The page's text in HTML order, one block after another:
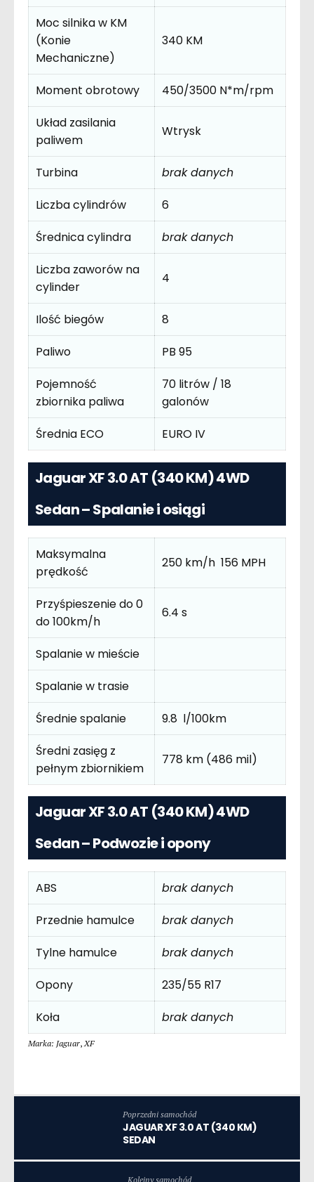
Moc silnika w KM
(Konie
Mechaniczne)
340 KM
Moment obrotowy
450/3500 N*m/rpm
Układ zasilania
paliwem
Wtrysk
Turbina
brak danych
Liczba cylindrów
6
Średnica cylindra
brak danych
Liczba zaworów na
cylinder
4
Ilość biegów
8
Paliwo
PB 95
Pojemność
zbiornika paliwa
70 litrów / 18
galonów
Średnia ECO
EURO IV
Jaguar XF 3.0 AT (340 KM) 4WD
Sedan – Spalanie i osiągi
Maksymalna
prędkość
250 km/h 156 MPH
Przyśpieszenie do 0
do 100km/h
6.4 s
Spalanie w mieście
Spalanie w trasie
Średnie spalanie
9.8 l/100km
Średni zasięg z
pełnym zbiornikiem
778 km (486 mil)
Jaguar XF 3.0 AT (340 KM) 4WD
Sedan – Podwozie i opony
ABS
brak danych
Przednie hamulce
brak danych
Tylne hamulce
brak danych
Opony
235/55 R17
Koła
brak danych
Marka: Jaguar, XF
Poprzedni samochód
JAGUAR XF 3.0 AT (340 KM)
SEDAN
Kolejny samochód